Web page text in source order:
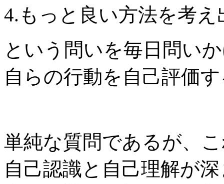
4.もっと良い方法を考
という問いを毎日問い
自らの行動を自己評価
単純な質問であるが、
自己認識と自己理解が